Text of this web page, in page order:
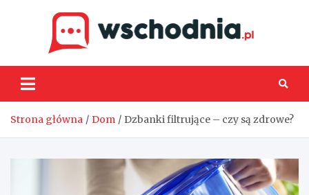
Strona główna Dom Dzbanki filtrujące – czy są zdrowe?